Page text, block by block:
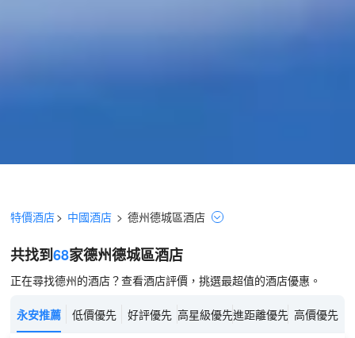
特價酒店> 中國酒店 > 德州德城區酒店
共找到68家德州德城區酒店
正在尋找德州的酒店？查看酒店評價，挑選最超值的酒店優惠。
永安推薦 低價優先 好評優先 高星級優先進距離優先 高價優先